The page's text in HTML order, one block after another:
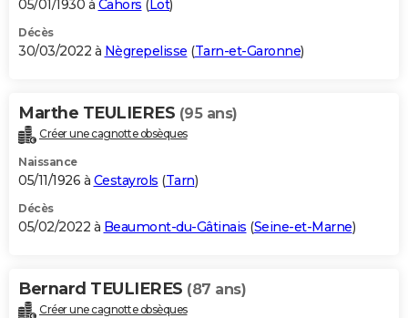
05/01/1930 à Cahors ( Lot)
Décès
30/03/2022 à Nègrepelisse (Tarn-et-Garonne)
Marthe TEULIERES (95 ans)
Créer une cagnotte obsèques
Naissance
05/11/1926 à Cestayrols (Tarn)
Décès
05/02/2022 à Beaumont-du-Gâtinais (Seine-et-Marne)
Bernard TEULIERES (87 ans)
Créer une cagnotte obsèques